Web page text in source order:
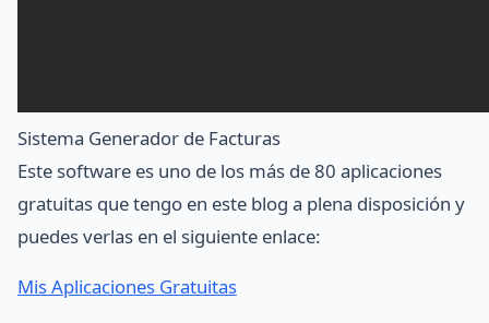
Sistema Generador de Facturas
Este software es uno de los más de 80 aplicaciones
gratuitas que tengo en este blog a plena disposición y
puedes verlas en el siguiente enlace:
Mis Aplicaciones Gratuitas